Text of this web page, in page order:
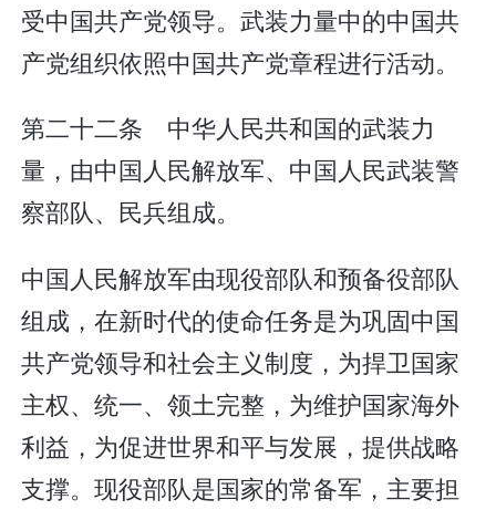
受中国共产党领导。武装力量中的中国共
产党组织依照中国共产党章程进行活动。
第二十二条 中华人民共和国的武装力
量，由中国人民解放军、中国人民武装警
察部队、民兵组成。
中国人民解放军由现役部队和预备役部队
组成，在新时代的使命任务是为巩固中国
共产党领导和社会主义制度，为捍卫国家
主权、统一、领土完整，为维护国家海外
利益，为促进世界和平与发展，提供战略
支撑。现役部队是国家的常备军，主要担